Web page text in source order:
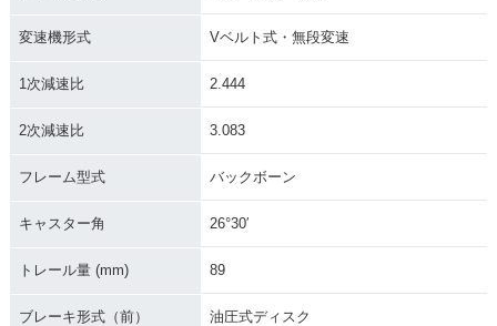
変速機形式 Vベルト式・無段変速
1次減速比 2.444
2次減速比 3.083
フレーム型式 バックボーン
キャスター角 26°30′
トレール量 (mm) 89
ブレーキ形式（前） 油圧式ディスク